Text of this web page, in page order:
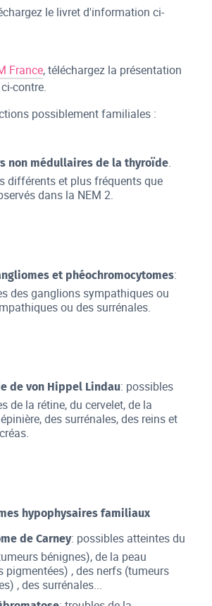
le livret d'information ci-
France, téléchargez la présentation
contre.
possiblement familiales :
non médullaires de la thyroïde.
différents et plus fréquents que
dans la NEM 2.
et phéochromocytomes:
des ganglions sympathiques ou
ou des surrénales.
de von Hippel Lindau: possibles
de la rétine, du cervelet, de la
des surrénales, des reins et
hypophysaires familiaux
de Carney: possibles atteintes du
bénignes), de la peau
pigmentées) , des nerfs (tumeurs
, des surrénales...